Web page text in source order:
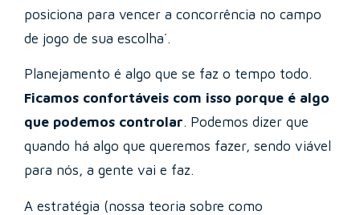
posiciona para vencer a concorrência no campo
de jogo de sua escolha´.
Planejamento é algo que se faz o tempo todo.
Ficamos confortáveis com isso porque é algo
que podemos controlar. Podemos dizer que
quando há algo que queremos fazer, sendo viável
para nós, a gente vai e faz.
A estratégia (nossa teoria sobre como